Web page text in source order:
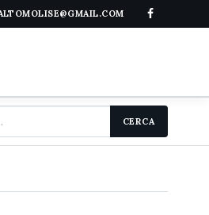
CERCA